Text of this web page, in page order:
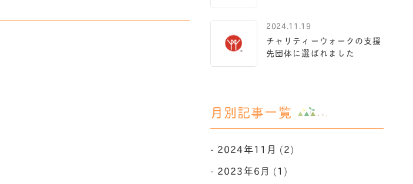
2024.11.19
チャリティーウォークの支援
先団体に選ばれました
月別記事一覧
2024年11月 (2)
2023年6月 (1)